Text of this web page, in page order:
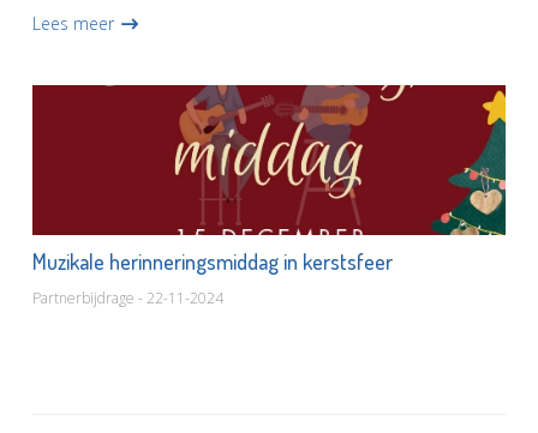
onder leidi...
Lees meer
Muzikale herinneringsmiddag in kerstsfeer
Partnerbijdrage - 22-11-2024